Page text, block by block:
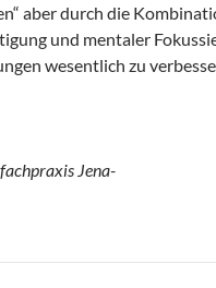
aber durch die
und mentaler
wesentlich zu
Jena-